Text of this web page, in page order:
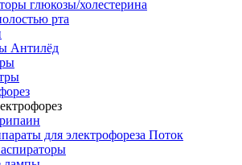
глюкозы/холестерина
рта
Антилёд
для электрофореза Поток